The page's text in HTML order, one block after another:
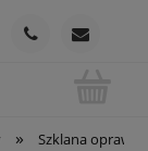
» Szklana